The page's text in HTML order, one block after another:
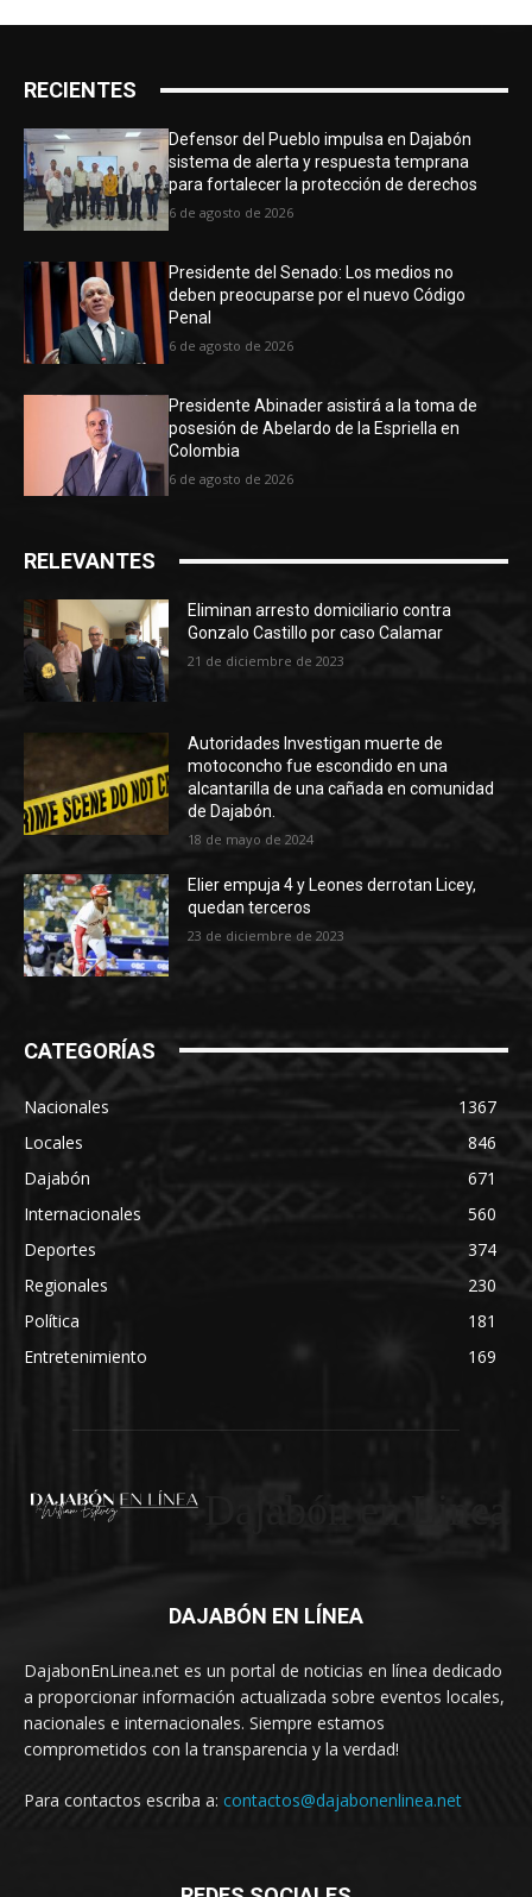
RECIENTES
Defensor del Pueblo impulsa en Dajabón
sistema de alerta y respuesta temprana
para fortalecer la protección de derechos
6 de agosto de 2026
Presidente del Senado: Los medios no
deben preocuparse por el nuevo Código
Penal
6 de agosto de 2026
Presidente Abinader asistirá a la toma de
posesión de Abelardo de la Espriella en
Colombia
6 de agosto de 2026
RELEVANTES
Eliminan arresto domiciliario contra
Gonzalo Castillo por caso Calamar
21 de diciembre de 2023
Autoridades Investigan muerte de
motoconcho fue escondido en una
alcantarilla de una cañada en comunidad
de Dajabón.
18 de mayo de 2024
Elier empuja 4 y Leones derrotan Licey,
quedan terceros
23 de diciembre de 2023
CATEGORÍAS
Nacionales
1367
Locales
846
Dajabón
671
Internacionales
560
Deportes
374
Regionales
230
Política
181
Entretenimiento
169
DAJABÓN EN LÍNEA
DajabonEnLinea.net es un portal de noticias en línea dedicado
a proporcionar información actualizada sobre eventos locales,
nacionales e internacionales. Siempre estamos
comprometidos con la transparencia y la verdad!
Para contactos escriba a: contactos@dajabonenlinea.net